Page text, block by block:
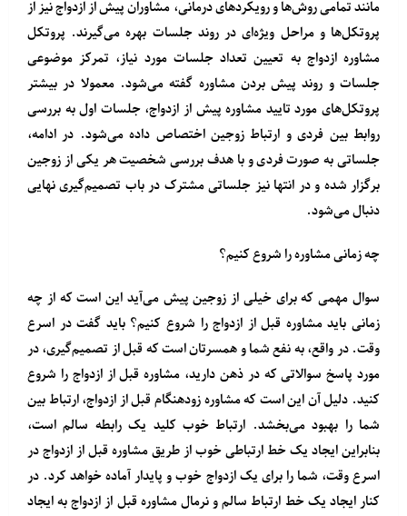
مانند تمامی روش‌ها و رویکردهای درمانی، مشاوران پیش از ازدواج نیز از
پروتکل‌ها و مراحل ویژه‌ای در روند جلسات بهره می‌گیرند. پروتکل
مشاوره ازدواج به تعیین تعداد جلسات مورد نیاز، تمرکز موضوعی
جلسات و روند پیش بردن مشاوره گفته می‌شود. معمولا در بیشتر
پروتکل‌های مورد تایید مشاوره پیش از ازدواج، جلسات اول به بررسی
روابط بین فردی و ارتباط زوجین اختصاص داده می‌شود. در ادامه،
جلساتی به صورت فردی و با هدف بررسی شخصیت هر یکی از زوجین
برگزار شده و در انتها نیز جلساتی مشترک در باب تصمیم‌گیری نهایی
دنبال می‌شود.
چه زمانی مشاوره را شروع کنیم؟
سوال مهمی که برای خیلی از زوجین پیش می‌آید این است که از چه
زمانی باید مشاوره قبل از ازدواج را شروع کنیم؟ باید گفت در اسرع
وقت. در واقع، به نفع شما و همسرتان است که قبل از تصمیم‌گیری، در
مورد پاسخ سوالاتی که در ذهن دارید، مشاوره قبل از ازدواج را شروع
کنید. دلیل آن این است که مشاوره زودهنگام قبل از ازدواج، ارتباط بین
شما را بهبود می‌بخشد. ارتباط خوب کلید یک رابطه سالم است،
بنابراین ایجاد یک خط ارتباطی خوب از طریق مشاوره قبل از ازدواج در
اسرع وقت، شما را برای یک ازدواج خوب و پایدار آماده خواهد کرد. در
کنار ایجاد یک خط ارتباط سالم و نرمال مشاوره قبل از ازدواج به ایجاد